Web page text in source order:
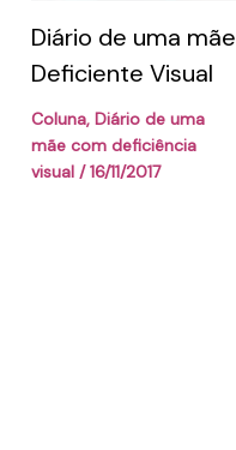
Diário de uma mãe
Deficiente Visual
Coluna, Diário de uma
mãe com deficiência
visual /16/11/2017